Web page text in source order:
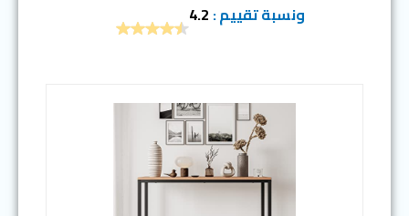
ونسبة تقييم : 4.2